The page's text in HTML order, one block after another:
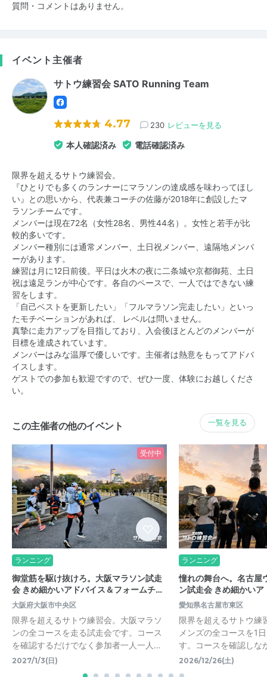
質問・コメントはありません。
イベント主催者
サトウ練習会 SATO Running Team
4.77 230 レビューを見る
本人確認済み 電話確認済み
限界を超えるサトウ練習会。
『ひとりでも多くのランナーにマラソンの達成感を味わってほし
い』との思いから、代表兼コーチの佐藤が2018年に創設したマ
ラソンチームです。
メンバーは現在72名（女性28名、男性44名）。女性と若手が比
較的多いです。
メンバー種別には通常メンバー、土日祝メンバー、遠隔地メンバ
ーがあります。
練習は月に12日前後。平日は火木の夜に二条城や京都御苑、土日
祝は遠足ランが中心です。各自のペースで、一人ではできない練
習をします。
「自己ベストを更新したい」「フルマラソン完走したい」といっ
たモチベーションがあれば、 レベルは問いません。
真摯に走力アップを目指しており、入会後ほとんどのメンバーが
目標を達成されています。
メンバーはみな温厚で優しいです。主催者は熱意をもってアドバ
イスします。
ゲストでの参加も歓迎ですので、ぜひ一度、体験にお越しくださ
い。
この主催者の他のイベント 一覧を見る
受付中
ランニング
御堂筋を駆け抜けろ。大阪マラソン試走
会 きめ細かいアドバイス＆フォームチ…
大阪府大阪市中央区
限界を超えるサトウ練習会。大阪マラソ
ンの全コースを走る試走会です。コース
を確認するだけでなく参加者一人一人…
2027/1/3(日)
ランニング
憧れの舞台へ。名古屋
ン試走会 きめ細かい
愛知県名古屋市東区
限界を超えるサトウ練
メンズの全コースを1
す。コースを確認しな
2026/12/26(土)